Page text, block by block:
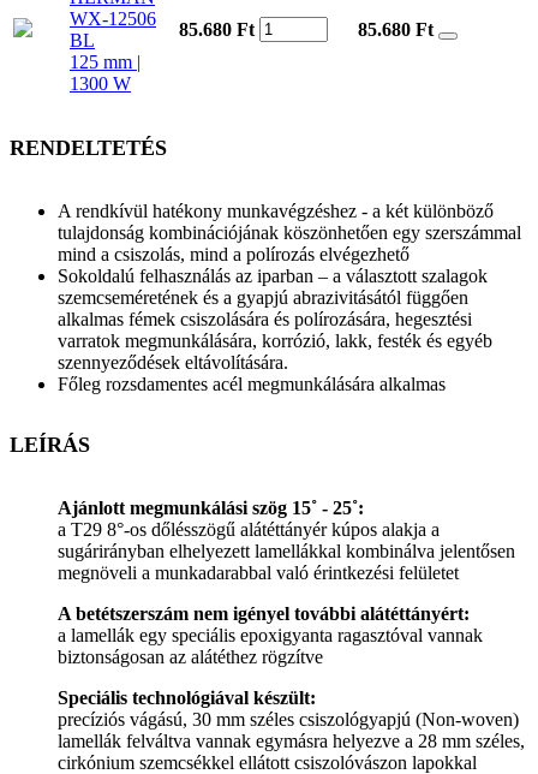
WX-12506
BL
125 mm |
1300 W
85.680 Ft 85.680 Ft
RENDELTETÉS
A rendkívül hatékony munkavégzéshez - a két különböző
tulajdonság kombinációjának köszönhetően egy szerszámmal
mind a csiszolás, mind a polírozás elvégezhető
Sokoldalú felhasználás az iparban – a választott szalagok
szemcseméretének és a gyapjú abrazivitásától függően
alkalmas fémek csiszolására és polírozására, hegesztési
varratok megmunkálására, korrózió, lakk, festék és egyéb
szennyeződések eltávolítására.
Főleg rozsdamentes acél megmunkálására alkalmas
LEÍRÁS
Ajánlott megmunkálási szög 15˚ - 25˚:
a T29 8°-os dőlésszögű alátéttányér kúpos alakja a
sugárirányban elhelyezett lamellákkal kombinálva jelentősen
megnöveli a munkadarabbal való érintkezési felületet
A betétszerszám nem igényel további alátéttányért:
a lamellák egy speciális epoxigyanta ragasztóval vannak
biztonságosan az alátéthez rögzítve
Speciális technológiával készült:
precíziós vágású, 30 mm széles csiszológyapjú (Non-woven)
lamellák felváltva vannak egymásra helyezve a 28 mm széles,
cirkónium szemcsékkel ellátott csiszolóvászon lapokkal